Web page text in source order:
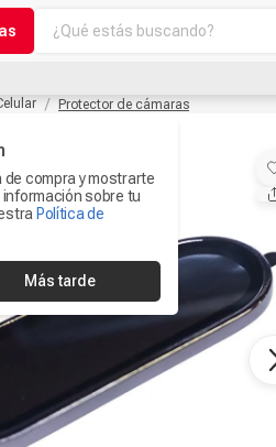
¿Qué estás buscando?
1.
Audífonos Con Bluetooth
3.
Ipad
Iphone 17
Microfono
Camaras Seguridad
Ps5
Parlantes Bluetooth
9.
Accesorios Computo
de compra y mostrarte
sobre tu
Política de
Más tarde
Protector de cámaras